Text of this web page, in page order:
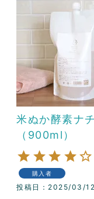
米ぬか酵素ナ
（900ml）
購入者
投稿日 2025/03/12